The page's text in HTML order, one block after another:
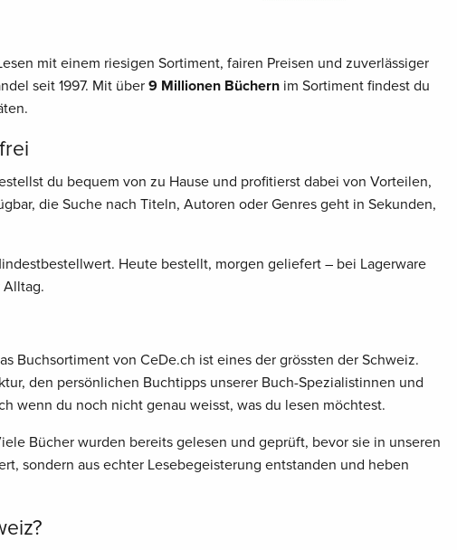
mit einem riesigen Sortiment, fairen Preisen und zuverlässiger
seit 1997. Mit über 9 Millionen Büchernim Sortiment findest du
du bequem von zu Hause und profitierst dabei von Vorteilen,
die Suche nach Titeln, Autoren oder Genres geht in Sekunden,
Heute bestellt, morgen geliefert – bei Lagerware
Alltag.
Buchsortiment von CeDe.ch ist eines der grössten der Schweiz.
den persönlichen Buchtipps unserer Buch-Spezialistinnen und
wenn du noch nicht genau weisst, was du lesen möchtest.
Bücher wurden bereits gelesen und geprüft, bevor sie in unseren
sondern aus echter Lesebegeisterung entstanden und heben